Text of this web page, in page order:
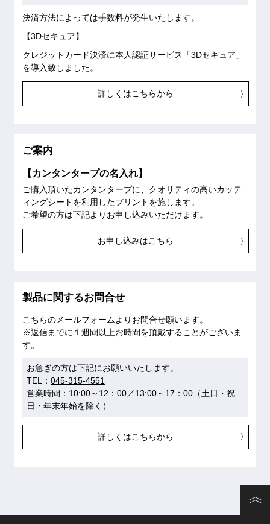
決済方法によっては手数料が発生いたします。
【3Dセキュア】
クレジットカード決済に本人認証サービス「3Dセキュア」
を導入致しました。
詳しくはこちらから
ご案内
【カンタンタープの名入れ】
ご購入頂いたカンタンタープに、クオリティの高いカッテ
ィングシートを利用したプリントを施します。
ご希望の方は下記よりお申し込みいただけます。
お申し込みはこちら
製品に関するお問合せ
こちらのメールフォームよりお問合せ願います。
※返信までに１週間以上お時間を頂戴することがございま
す。
お急ぎの方は下記にお願いいたします。
TEL： 045-315-4551
営業時間：10:00～12：00／13:00～17：00（土日・祝
日・年末年始を除く）
詳しくはこちらから